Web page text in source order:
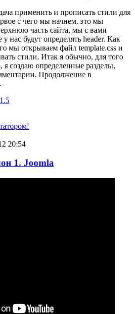
применить и прописать стили для
с чего мы начнем, это мы
часть сайта, мы с вами
нас будут определять header. Как
мы открываем файл template.css и
стили. Итак я обычно, для того
создаю определенные разделы,
Продолжение в
20:54
1. Joomla